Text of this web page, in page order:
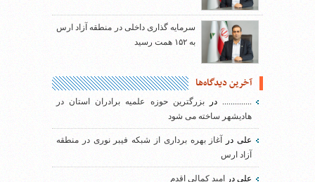
سرمایه گذاری داخلی در منطقه آزاد ارس
به ۱۵۲ همت رسید
آخرین دیدگاه‌ها
..............دربزرگترین حوزه علمیه برادران استان در
هادیشهر ساخته می شود
علیدر
آغاز بهره برداری از شبکه فیبر نوری در منطقه
آزاد ارس
علی در امید کمالی اقدم